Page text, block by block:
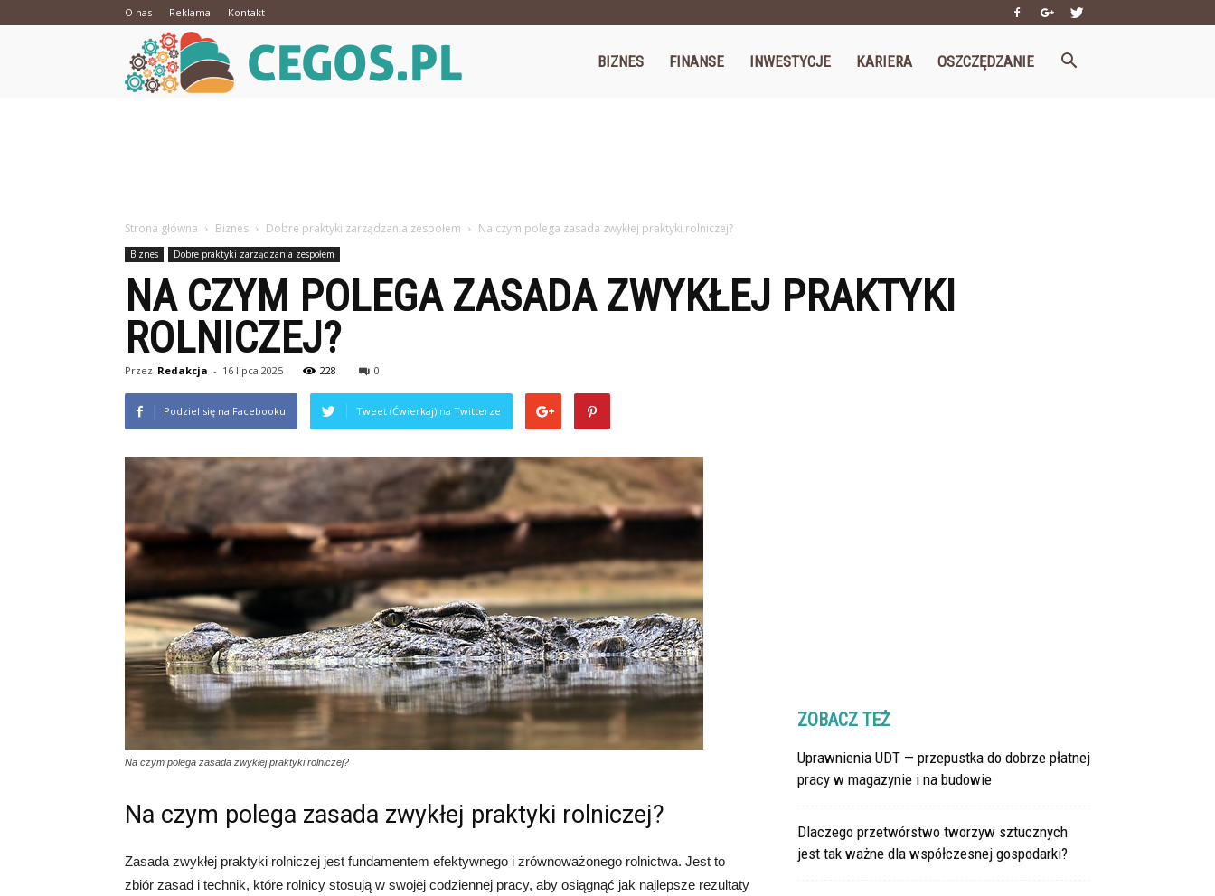
O nas Reklama Kontakt
BIZNES FINANSE INWESTYCJE KARIERA OSZCZĘDZANIE
Strona główna Biznes Dobre praktyki zarządzania zespołem Na czym polega zasada zwykłej praktyki rolniczej?
Biznes Dobre praktyki zarządzania zespołem
NA CZYM POLEGA ZASADA ZWYKŁEJ PRAKTYKI
ROLNICZEJ?
Przez Redakcja - 16 lipca 2025 228 0
Podziel się na Facebooku Tweet (Ćwierkaj) na Twitterze
Na czym polega zasada zwykłej praktyki rolniczej?
Na czym polega zasada zwykłej praktyki rolniczej?
Zasada zwykłej praktyki rolniczej jest fundamentem efektywnego i zrównoważonego rolnictwa. Jest to
zbiór zasad i technik, które rolnicy stosują w swojej codziennej pracy, aby osiągnąć jak najlepsze rezultaty
ZOBACZ TEŻ
Uprawnienia UDT — przepustka do dobrze płatnej
pracy w magazynie i na budowie
Dlaczego przetwórstwo tworzyw sztucznych
jest tak ważne dla współczesnej gospodarki?